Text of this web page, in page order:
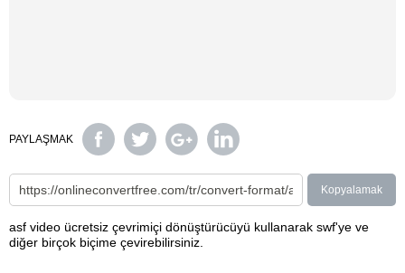
PAYLAŞMAK
Kopyalamak
asf video ücretsiz çevrimiçi dönüştürücüyü kullanarak swf'ye ve
diğer birçok biçime çevirebilirsiniz.